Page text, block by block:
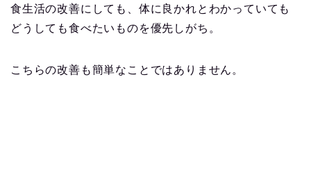
食生活の改善にしても、体に良かれとわかっていても
どうしても食べたいものを優先しがち。
こちらの改善も簡単なことではありません。